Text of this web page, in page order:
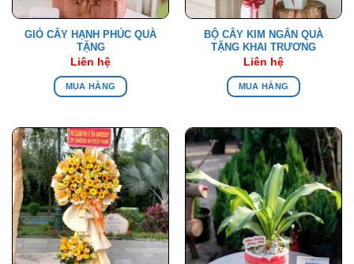
GIỎ CÂY HẠNH PHÚC QUÀ
TẶNG
Liên hệ
MUA HÀNG
BỘ CÂY KIM NGÂN QUÀ
TẶNG KHAI TRƯƠNG
Liên hệ
MUA HÀNG